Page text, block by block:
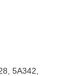
5А342,